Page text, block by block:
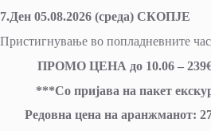
7.Ден 05.08.2026 (среда) СКОПЈЕ
Пристигнување во попладневните
ПРОМО ЦЕНА до 10.06 –
***Со пријава на пакет
Редовна цена на аранжманот: